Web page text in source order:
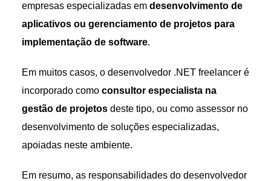
empresas especializadas em desenvolvimento de
aplicativos ou gerenciamento de projetos para
implementação de software.
Em muitos casos, o desenvolvedor .NET freelancer é
incorporado como consultor especialista na
gestão de projetosdeste tipo, ou como assessor no
desenvolvimento de soluções especializadas,
apoiadas neste ambiente.
Em resumo, as responsabilidades do desenvolvedor